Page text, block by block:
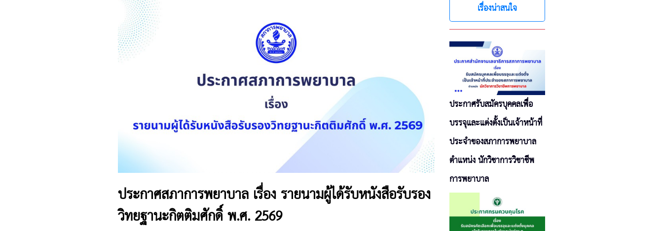
ประกาศสภาการพยาบาล เรื่อง รายนามผู้ได้รับหนังสือรับรอง
วิทยฐานะกิตติมศักดิ์ พ.ศ. 2569
เรื่องน่าสนใจ
ประกาศรับสมัครบุคคลเพื่อ
บรรจุและแต่งตั้งเป็นเจ้าหน้าที่
ประจำของสภาการพยาบาล
ตำแหน่ง นักวิชาการวิชาชีพ
การพยาบาล